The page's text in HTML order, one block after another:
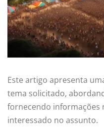
Este artigo apresenta
tema solicitado,
fornecendo informações
interessado no assunto.